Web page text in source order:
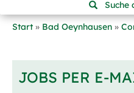
Suche
Start
Bad Oeynhausen
JOBS PER E-